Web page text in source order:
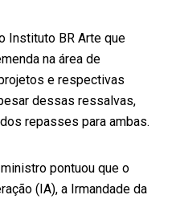
Instituto BR Arte que
na área de
e respectivas
dessas ressalvas,
repasses para ambas.
pontuou que o
(IA), a Irmandade da